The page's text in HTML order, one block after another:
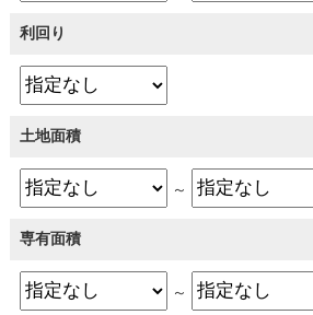
利回り
土地面積
～
専有面積
～